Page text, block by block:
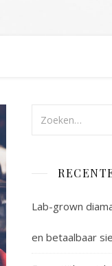
Lab-grown
en betaalbaar